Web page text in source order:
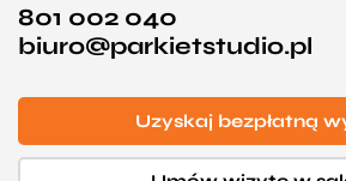
801 002 040
biuro@parkietstudio.pl
Uzyskaj bezpłatną